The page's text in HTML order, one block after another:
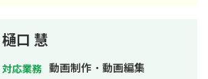
ネルを立ち上げ、1年で登録者数2万人
超えを達成 →10万再生以上の動画31本
(ショート動画ではありません) →100万
い者の生活支援を行う（約3年） ↓ フ
リーランスのLINE公式アカウント専門
コンサルタントとして活動する 【経
歴】 副業で、約2年間Webライター・
樋口 慧
対応業務 動画制作・動画編集